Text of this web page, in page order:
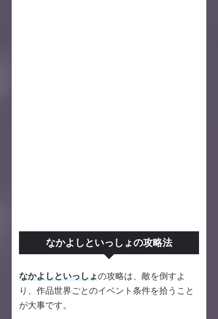
なかよしといっしょの攻略法
なかよしといっしょの攻略は、敵を倒すよ
り、作品世界ごとのイベント条件を拾うこと
が大事です。